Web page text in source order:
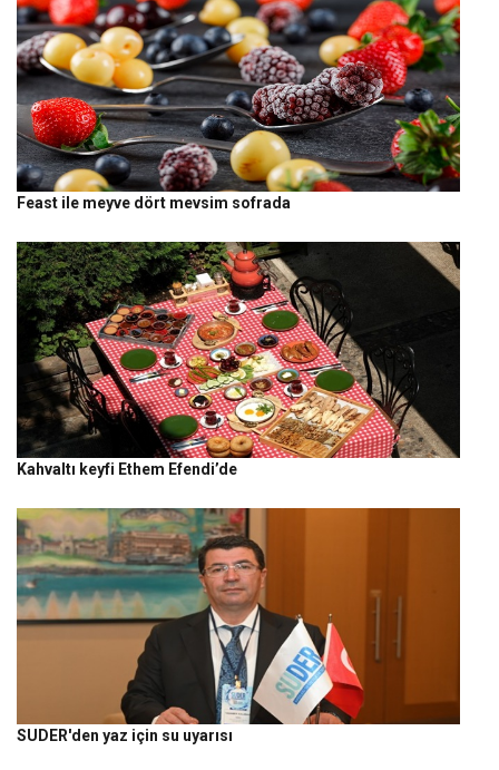
Feast ile meyve dört mevsim sofrada
Kahvaltı keyfi Ethem Efendi’de
SUDER'den yaz için su uyarısı